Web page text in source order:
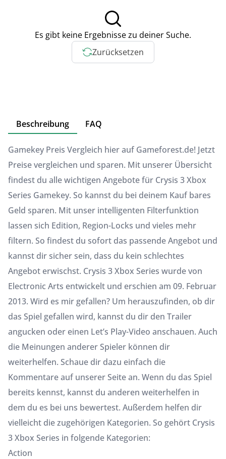
Es gibt keine Ergebnisse zu deiner Suche.
Zurücksetzen
Beschreibung FAQ
Gamekey Preis Vergleich hier auf Gameforest.de! Jetzt
Preise vergleichen und sparen. Mit unserer Übersicht
findest du alle wichtigen Angebote für Crysis 3 Xbox
Series Gamekey. So kannst du bei deinem Kauf bares
Geld sparen. Mit unser intelligenten Filterfunktion
lassen sich Edition, Region-Locks und vieles mehr
filtern. So findest du sofort das passende Angebot und
kannst dir sicher sein, dass du kein schlechtes
Angebot erwischst. Crysis 3 Xbox Series wurde von
Electronic Arts entwickelt und erschien am 09. Februar
2013. Wird es mir gefallen? Um herauszufinden, ob dir
das Spiel gefallen wird, kannst du dir den Trailer
angucken oder einen Let’s Play-Video anschauen. Auch
die Meinungen anderer Spieler können dir
weiterhelfen. Schaue dir dazu einfach die
Kommentare auf unserer Seite an. Wenn du das Spiel
bereits kennst, kannst du anderen weiterhelfen in
dem du es bei uns bewertest. Außerdem helfen dir
vielleicht die zugehörigen Kategorien. So gehört Crysis
3 Xbox Series in folgende Kategorien:
Action